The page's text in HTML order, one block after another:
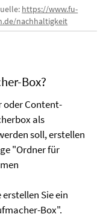
https://www.fu-
nachhaltigkeit
Box?
oder Content-
als
soll, erstellen
"Ordner für
Sie ein
Box".